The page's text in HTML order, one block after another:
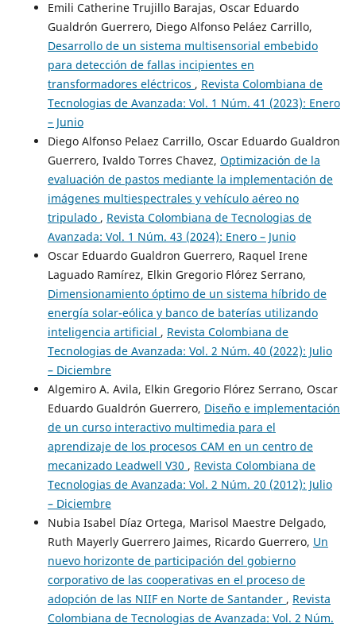
Emili Catherine Trujillo Barajas, Oscar Eduardo
Gualdrón Guerrero, Diego Alfonso Peláez Carrillo,
Desarrollo de un sistema multisensorial embebido
para detección de fallas incipientes en
transformadores eléctricos , Revista Colombiana de
Tecnologias de Avanzada: Vol. 1 Núm. 41 (2023): Enero
– Junio
Diego Alfonso Pelaez Carrillo, Oscar Eduardo Gualdron
Guerrero, Ivaldo Torres Chavez, Optimización de la
evaluación de pastos mediante la implementación de
imágenes multiespectrales y vehículo aéreo no
tripulado , Revista Colombiana de Tecnologias de
Avanzada: Vol. 1 Núm. 43 (2024): Enero – Junio
Oscar Eduardo Gualdron Guerrero, Raquel Irene
Laguado Ramírez, Elkin Gregorio Flórez Serrano,
Dimensionamiento óptimo de un sistema híbrido de
energía solar-eólica y banco de baterías utilizando
inteligencia artificial , Revista Colombiana de
Tecnologias de Avanzada: Vol. 2 Núm. 40 (2022): Julio
– Diciembre
Algemiro A. Avila, Elkin Gregorio Flórez Serrano, Oscar
Eduardo Gualdrón Guerrero, Diseño e implementación
de un curso interactivo multimedia para el
aprendizaje de los procesos CAM en un centro de
mecanizado Leadwell V30 , Revista Colombiana de
Tecnologias de Avanzada: Vol. 2 Núm. 20 (2012): Julio
– Diciembre
Nubia Isabel Díaz Ortega, Marisol Maestre Delgado,
Ruth Mayerly Guerrero Jaimes, Ricardo Guerrero, Un
nuevo horizonte de participación del gobierno
corporativo de las cooperativas en el proceso de
adopción de las NIIF en Norte de Santander , Revista
Colombiana de Tecnologias de Avanzada: Vol. 2 Núm.